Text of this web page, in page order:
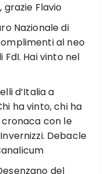
Flavio
Nazionale di
al neo
Hai vinto nel
d’Italia a
ha vinto, chi ha
con le
Invernizzi. Debacle
del